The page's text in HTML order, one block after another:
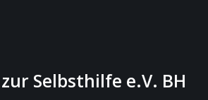
Selbsthilfe e.V. BH